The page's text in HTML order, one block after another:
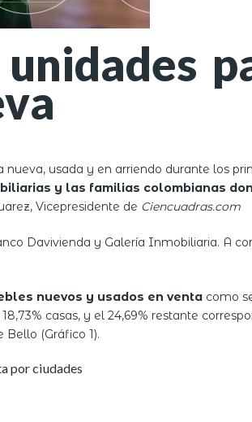
usada y en arriendo durante los
y las familias colombianas
Vicepresidente de Ciencuadras.com
Davivienda y Galería Inmobiliaria. A
nuevos y usados en venta como
casas, y el 24,69% restante
(Gráfico 1).
por ciudades